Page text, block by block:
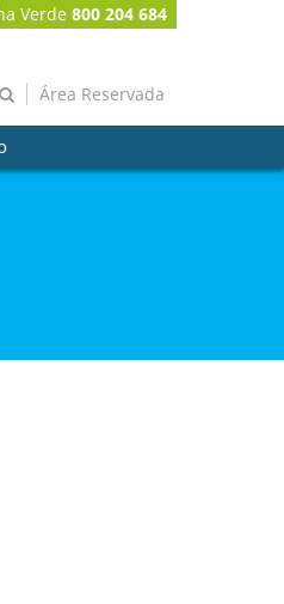
Verde 800 204 684
Área Reservada